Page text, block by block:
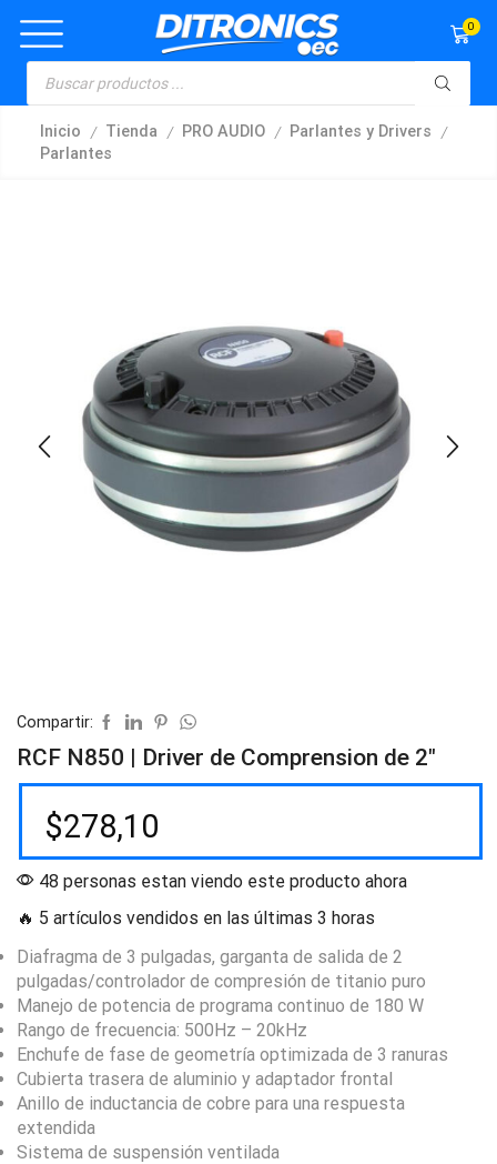
0
Inicio / Tienda / PRO AUDIO / Parlantes y Drivers /
Parlantes
Compartir:
RCF N850 | Driver de Comprension de 2″
$278,10
48 personas estan viendo este producto ahora
🔥 5 artículos vendidos en las últimas 3 horas
Diafragma de 3 pulgadas, garganta de salida de 2
pulgadas/controlador de compresión de titanio puro
Manejo de potencia de programa continuo de 180 W
Rango de frecuencia: 500Hz – 20kHz
Enchufe de fase de geometría optimizada de 3 ranuras
Cubierta trasera de aluminio y adaptador frontal
Anillo de inductancia de cobre para una respuesta
extendida
Sistema de suspensión ventilada